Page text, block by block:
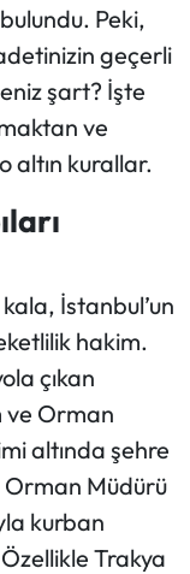
Peki,
geçerli
şart? İşte
ve
altın kurallar.
İstanbul’un
hakim.
çıkan
ve Orman
altında şehre
Orman Müdürü
kurban
Trakya